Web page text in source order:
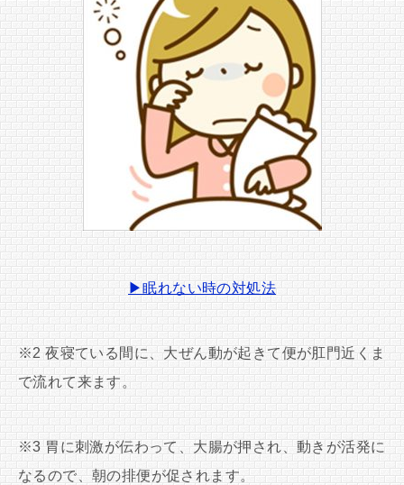
▶眠れない時の対処法
※2 夜寝ている間に、大ぜん動が起きて便が肛門近くま
で流れて来ます。
※3 胃に刺激が伝わって、大腸が押され、動きが活発に
なるので、朝の排便が促されます。